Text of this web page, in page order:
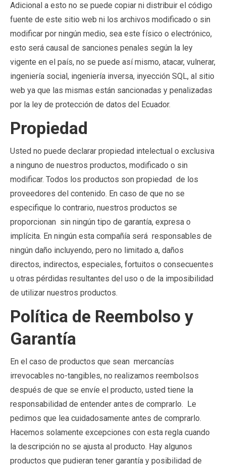
Adicional a esto no se puede copiar ni distribuir el código
fuente de este sitio web ni los archivos modificado o sin
modificar por ningún medio, sea este físico o electrónico,
esto será causal de sanciones penales según la ley
vigente en el país, no se puede así mismo, atacar, vulnerar,
ingeniería social, ingeniería inversa, inyección SQL, al sitio
web ya que las mismas están sancionadas y penalizadas
por la ley de protección de datos del Ecuador.
Propiedad
Usted no puede declarar propiedad intelectual o exclusiva
a ninguno de nuestros productos, modificado o sin
modificar. Todos los productos son propiedad de los
proveedores del contenido. En caso de que no se
especifique lo contrario, nuestros productos se
proporcionan sin ningún tipo de garantía, expresa o
implícita. En ningún esta compañía será responsables de
ningún daño incluyendo, pero no limitado a, daños
directos, indirectos, especiales, fortuitos o consecuentes
u otras pérdidas resultantes del uso o de la imposibilidad
de utilizar nuestros productos.
Política de Reembolso y
Garantía
En el caso de productos que sean mercancías
irrevocables no-tangibles, no realizamos reembolsos
después de que se envíe el producto, usted tiene la
responsabilidad de entender antes de comprarlo. Le
pedimos que lea cuidadosamente antes de comprarlo.
Hacemos solamente excepciones con esta regla cuando
la descripción no se ajusta al producto. Hay algunos
productos que pudieran tener garantía y posibilidad de